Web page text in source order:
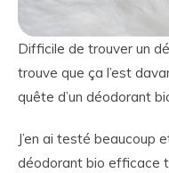
Difficile de trouver un
trouve que ça l’est
quête d’un déodorant
J’en ai testé beaucoup
déodorant bio efficace